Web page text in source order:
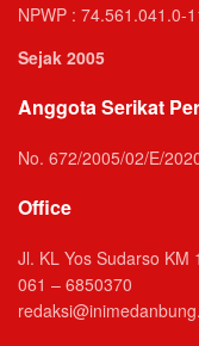
NPWP : 74.561.041.0-
Sejak 2005
Anggota Serikat
No. 672/2005/02/E/
Office
Jl. KL Yos Sudarso KM
061 – 6850370